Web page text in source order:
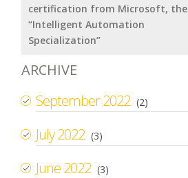
certification from Microsoft, the
“Intelligent Automation
Specialization”
ARCHIVE
September 2022 (2)
July 2022 (3)
June 2022 (3)